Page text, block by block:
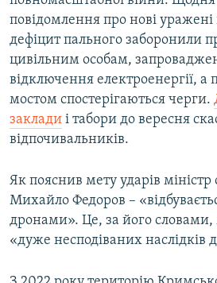
повідомлення про нові уражені
дефіцит пального заборонили
цивільним особам,
відключення електроенергії,
мостом спостерігаються черги.
заклади і табори до вересня
відпочивальників.
Як пояснив мету ударів
Михайло Федоров –
дронами». Це, за його
«дуже несподіваних наслідків